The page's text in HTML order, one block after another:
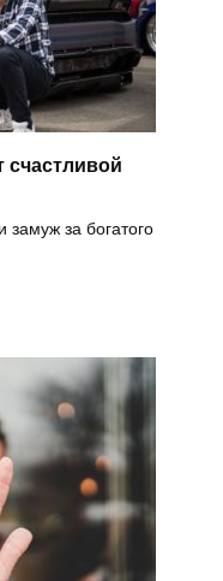
счастливой
за богатого